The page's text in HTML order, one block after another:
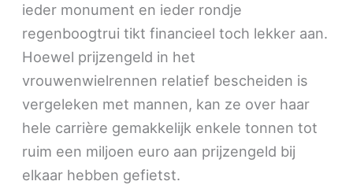
ieder monument en ieder rondje
regenboogtrui tikt financieel toch lekker aan.
Hoewel prijzengeld in het
vrouwenwielrennen relatief bescheiden is
vergeleken met mannen, kan ze over haar
hele carrière gemakkelijk enkele tonnen tot
ruim een miljoen euro aan prijzengeld bij
elkaar hebben gefietst.